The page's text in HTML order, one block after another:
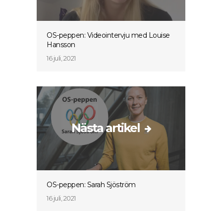
OS-peppen: Videointervju med Louise
Hansson
16 juli, 2021
Nästa artikel
OS-peppen: Sarah Sjöström
16 juli, 2021